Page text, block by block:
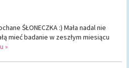
ŚŁONECZKA :) Mała nadal nie
mieć badanie w zeszłym miesiącu
»